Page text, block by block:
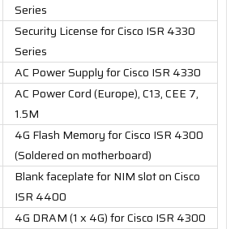
Series
Security License for Cisco ISR 4330
Series
AC Power Supply for Cisco ISR 4330
AC Power Cord (Europe), C13, CEE 7,
1.5M
4G Flash Memory for Cisco ISR 4300
(Soldered on motherboard)
Blank faceplate for NIM slot on Cisco
ISR 4400
4G DRAM (1 x 4G) for Cisco ISR 4300